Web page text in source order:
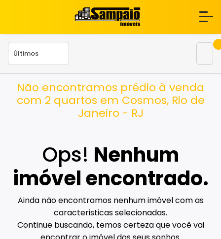
Não encontramos prédio à venda
com 2 quartos em Cosmos, Rio de
Janeiro - RJ
Ops! Nenhum
imóvel encontrado.
Ainda não encontramos nenhum imóvel com as
caracteristicas selecionadas.
Continue buscando, temos certeza que você vai